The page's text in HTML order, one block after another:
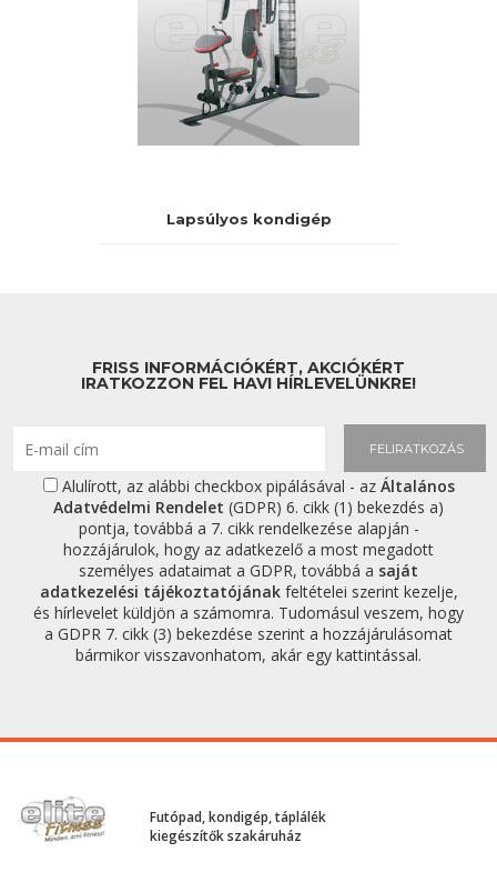
Lapsúlyos kondigép
FRISS INFORMÁCIÓKÉRT, AKCIÓKÉRT
IRATKOZZON FEL HAVI HÍRLEVELÜNKRE!
FELIRATKOZÁS
Alulírott, az alábbi checkbox pipálásával - az Általános
Adatvédelmi Rendelet (GDPR) 6. cikk (1) bekezdés a)
pontja, továbbá a 7. cikk rendelkezése alapján -
hozzájárulok, hogy az adatkezelő a most megadott
személyes adataimat a GDPR, továbbá a saját
adatkezelési tájékoztatójánakfeltételei szerint kezelje,
és hírlevelet küldjön a számomra. Tudomásul veszem, hogy
a GDPR 7. cikk (3) bekezdése szerint a hozzájárulásomat
bármikor visszavonhatom, akár egy kattintással.
Futópad, kondigép, táplálék
kiegészítők szakáruház